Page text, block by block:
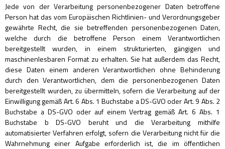
Jede von der Verarbeitung personenbezogener Daten betroffene
Person hat das vom Europäischen Richtlinien- und Verordnungsgeber
gewährte Recht, die sie betreffenden personenbezogenen Daten,
welche durch die betroffene Person einem Verantwortlichen
bereitgestellt wurden, in einem strukturierten, gängigen und
maschinenlesbaren Format zu erhalten. Sie hat außerdem das Recht,
diese Daten einem anderen Verantwortlichen ohne Behinderung
durch den Verantwortlichen, dem die personenbezogenen Daten
bereitgestellt wurden, zu übermitteln, sofern die Verarbeitung auf der
Einwilligung gemäß Art. 6 Abs. 1 Buchstabe a DS-GVO oder Art. 9 Abs. 2
Buchstabe a DS-GVO oder auf einem Vertrag gemäß Art. 6 Abs. 1
Buchstabe b DS-GVO beruht und die Verarbeitung mithilfe
automatisierter Verfahren erfolgt, sofern die Verarbeitung nicht für die
Wahrnehmung einer Aufgabe erforderlich ist, die im öffentlichen